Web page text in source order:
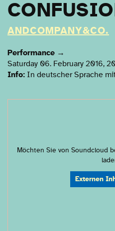
ANDCOMPANY&CO.
Performance →
Saturday 06. February 2016,
Info: In deutscher Sprache
Möchten Sie von Soundcloud
Externen